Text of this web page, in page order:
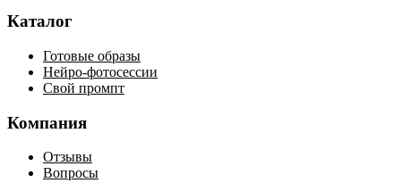
Каталог
Готовые образы
Нейро-фотосессии
Свой промпт
Компания
Отзывы
Вопросы